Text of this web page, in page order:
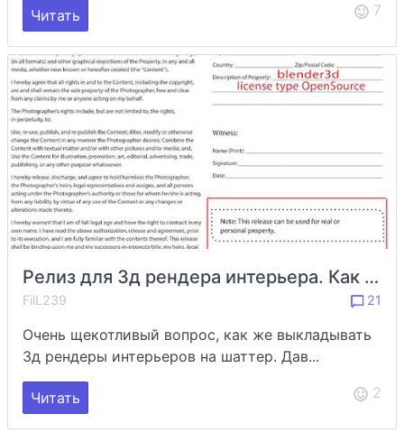
Читать 7
Релиз для 3д рендера интерьера. Как выкладывать визуализацию интерьеров на shutterstock
FilL239 21
Очень щекотливый вопрос, как же выкладывать
3д рендеры интерьеров на шаттер. Дав...
Читать 2